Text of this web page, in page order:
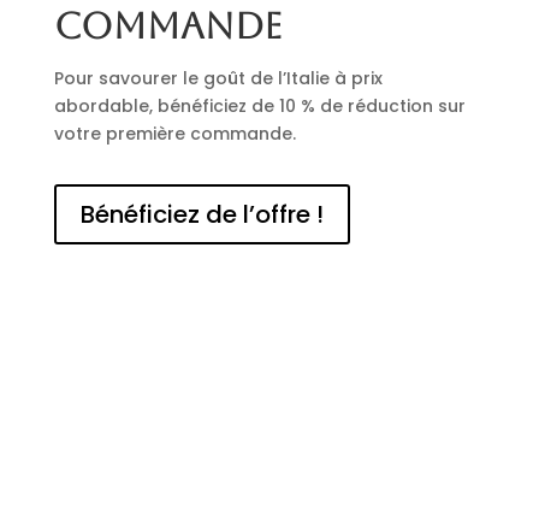
commande
Pour savourer le goût de l’Italie à prix
abordable, bénéficiez de 10 % de réduction sur
votre première commande.
Bénéficiez de l’offre !